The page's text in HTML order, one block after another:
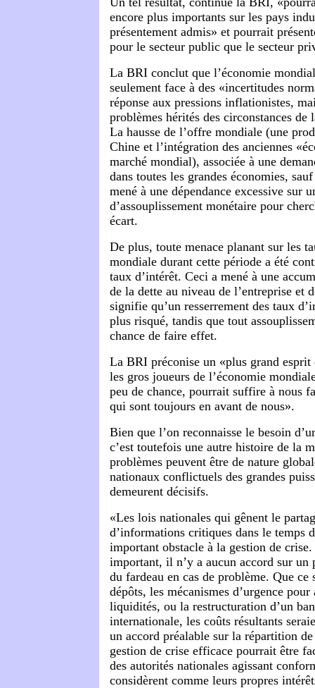
encore plus importants sur les pays
présentement admis» et pourrait
pour le secteur public que le secteur
La BRI conclut que l’économie
seulement face à des «incertitudes
réponse aux pressions inflationistes,
problèmes hérités des circonstances de
La hausse de l’offre mondiale (une
Chine et l’intégration des anciennes
marché mondial), associée à une
dans toutes les grandes économies,
mené à une dépendance excessive sur
d’assouplissement monétaire pour
écart.
De plus, toute menace planant sur les
mondiale durant cette période a été
taux d’intérêt. Ceci a mené à une
de la dette au niveau de l’entreprise et
signifie qu’un resserrement des taux
plus risqué, tandis que tout
chance de faire effet.
La BRI préconise un «plus grand esprit
les gros joueurs de l’économie
peu de chance, pourrait suffire à nous
qui sont toujours en avant de nous».
Bien que l’on reconnaisse le besoin
c’est toutefois une autre histoire de la
problèmes peuvent être de nature
nationaux conflictuels des grandes
demeurent décisifs.
«Les lois nationales qui gênent le
d’informations critiques dans le temps
important obstacle à la gestion de
important, il n’y a aucun accord sur un
du fardeau en cas de problème. Que
dépôts, les mécanismes d’urgence
liquidités, ou la restructuration d’un
internationale, les coûts résultants
un accord préalable sur la répartition
gestion de crise efficace pourrait être
des autorités nationales agissant
considèrent comme leurs propres